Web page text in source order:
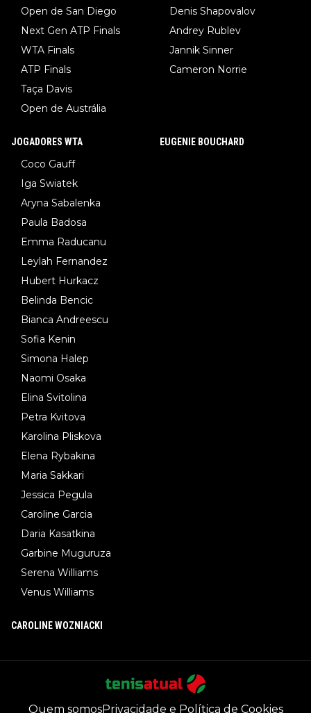
Open de San Diego
Next Gen ATP Finals
WTA Finals
ATP Finals
Taça Davis
Open de Austrália
Denis Shapovalov
Andrey Rublev
Jannik Sinner
Cameron Norrie
JOGADORES WTA
Coco Gauff
Iga Swiatek
Aryna Sabalenka
Paula Badosa
Emma Raducanu
Leylah Fernandez
Hubert Hurkacz
Belinda Bencic
Bianca Andreescu
Sofia Kenin
Simona Halep
Naomi Osaka
Elina Svitolina
Petra Kvitova
Karolina Pliskova
Elena Rybakina
Maria Sakkari
Jessica Pegula
Caroline Garcia
Daria Kasatkina
Garbine Muguruza
Serena Williams
Venus Williams
EUGENIE BOUCHARD
CAROLINE WOZNIACKI
Quem somosPrivacidade e Política de Cookies